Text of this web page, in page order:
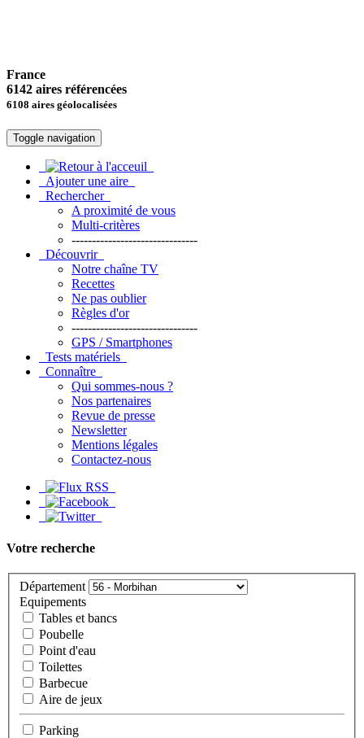
France
6142 aires référencées
6108 aires géolocalisées
Toggle navigation
Ajouter une aire
Rechercher
A proximité de vous
Multi-critères
-------------------------------
Découvrir
Notre chaîne TV
Recettes
Ne pas oublier
Règles d'or
-------------------------------
GPS / Smartphones
Tests matériels
Connaître
Qui sommes-nous ?
Nos partenaires
Revue de presse
Newsletter
Mentions légales
Contactez-nous
Votre recherche
Département
Equipements
Tables et bancs
Poubelle
Point d'eau
Toilettes
Barbecue
Aire de jeux
Parking